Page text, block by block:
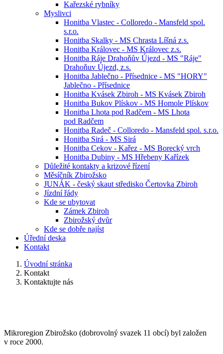
Kařezské rybníky
Myslivci
Honitba Vlastec - Colloredo - Mansfeld spol.
s.r.o.
Honitba Skalky - MS Chrasta Líšná z.s.
Honitba Královec - MS Královec z.s.
Honitba Ráje Drahoňův Újezd - MS "Ráje"
Drahoňuv Újezd, z.s.
Honitba Jablečno - Přísednice - MS "HORY"
Jablečno - Přísednice
Honitba Kvásek Zbiroh - MS Kvásek Zbiroh
Honitba Bukov Plískov - MS Homole Plískov
Honitba Lhota pod Radčem - MS Lhota
pod Radčem
Honitba Radeč - Colloredo - Mansfeld spol. s.r.o.
Honitba Sirá - MS Sirá
Honitba Cekov - Kařez - MS Borecký vrch
Honitba Dubiny - MS Hřebeny Kařízek
Důležité kontakty a krizové řízení
Měsíčník Zbirožsko
JUNÁK - český skaut středisko Čertovka Zbiroh
Jízdní řády
Kde se ubytovat
Zámek Zbiroh
Zbirožský dvůr
Kde se dobře najíst
Úřední deska
Kontakt
Úvodní stránka
Kontakt
Kontaktujte nás
Mikroregion Zbirožsko (dobrovolný svazek 11 obcí) byl založen
v roce 2000.